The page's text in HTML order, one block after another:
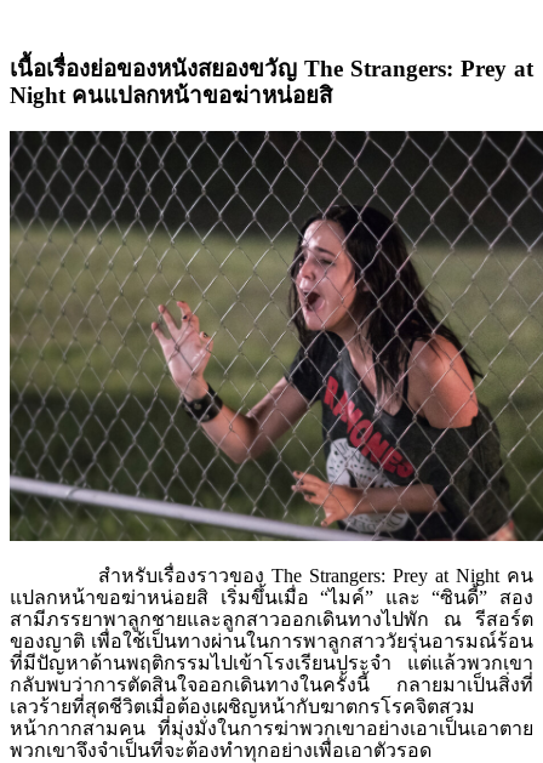
เนื้อเรื่องย่อของหนังสยองขวัญ The Strangers: Prey at
Night คนแปลกหน้าขอฆ่าหน่อยสิ
สำหรับเรื่องราวของ The Strangers: Prey at Night คน
แปลกหน้าขอฆ่าหน่อยสิ เริ่มขึ้นเมื่อ “ไมค์” และ “ซินดี้” สอง
สามีภรรยาพาลูกชายและลูกสาวออกเดินทางไปพัก ณ รีสอร์ต
ของญาติ เพื่อใช้เป็นทางผ่านในการพาลูกสาววัยรุ่นอารมณ์ร้อน
ที่มีปัญหาด้านพฤติกรรมไปเข้าโรงเรียนประจำ แต่แล้วพวกเขา
กลับพบว่าการตัดสินใจออกเดินทางในครั้งนี้ กลายมาเป็นสิ่งที่
เลวร้ายที่สุดชีวิตเมื่อต้องเผชิญหน้ากับฆาตกรโรคจิตสวม
หน้ากากสามคน ที่มุ่งมั่งในการฆ่าพวกเขาอย่างเอาเป็นเอาตาย
พวกเขาจึงจำเป็นที่จะต้องทำทุกอย่างเพื่อเอาตัวรอด